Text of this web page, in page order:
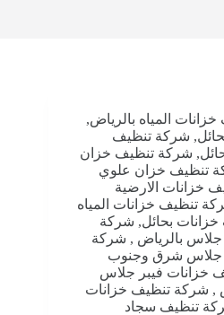
المياه بالرياض,
, شركة تنظيف
, شركة تنظيف خزان
تنظيف خزان علوي
خزانات الارضية
تنظيف خزانات المياه
بحائل, شركة
بالرياض , شركة
جلاس شرق وجنوب
خزانات فيبر جلاس
, شركة تنظيف خزانات
تنظيف سجاد